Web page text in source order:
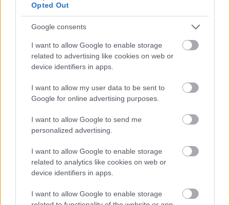
Opted Out
Google consents
I want to allow Google to enable storage
related to advertising like cookies on web or
device identifiers in apps.
I want to allow my user data to be sent to
Google for online advertising purposes.
I want to allow Google to send me
personalized advertising.
I want to allow Google to enable storage
related to analytics like cookies on web or
device identifiers in apps.
I want to allow Google to enable storage
Három játékot nyúzhatunk ingyen a hétvégén az
Xbox jóvoltából, kettőhöz előfizetés sem szükséges
| 2026.07.31 15:15
Vasárnapig három játék ingyen kipróbálható az Xbox
jóvoltából, kettőnél az sem gond ha nincs Game Passed.